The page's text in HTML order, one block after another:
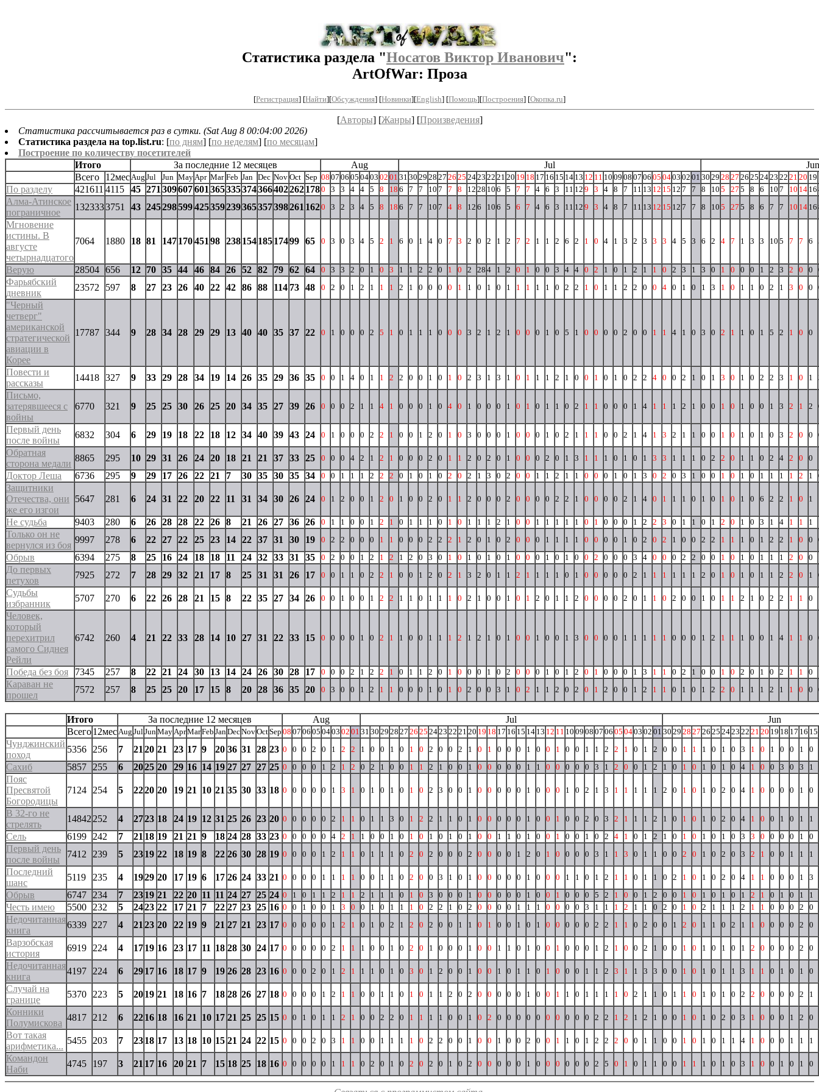
Статистика раздела "Носатов Виктор Иванович":
ArtOfWar: Проза
[Регистрация] [Найти][Обсуждения] [Новинки][English] [Помощь][Построения] [Окопка.ru]
[Авторы] [Жанры] [Произведения]
Статистика рассчитывается раз в сутки. (Sat Aug 8 00:04:00 2026)
Статистика раздела на top.list.ru: [по дням] [по неделям] [по месяцам]
Построение по количеству посетителей
Итого
За последние 12 месяцев Aug Jul
Jun
Всего
12мес Aug Jul Jun May Apr Mar Feb Jan Dec Nov Oct Sep 08 07 06 05 0403 02 01 31 30 29 28 27 26 25 2423 22 21 20 19 18 17 16 15 14 13 12 11 10 09 08 07 06 05 0403 02 01 30 29 28 27 26 25 2423 22 21 20 19
По разделу 421611 4115 45 271 309607601 3653353743664022621780 3 3 4 4 5 8 18 6 7 7 10 7 7 8 12 28 10 6 5 7 7 4 6 3 11 12 9 3 4 8 7 11 13 12 15 12 7 7 8 10 5 27 5 8 6 10 7 10 14 16
Алма-Атинское
пограничное
1323333751 43 245298599425359239365357398261 1620 3 2 3 4 5 8 18 6 7 7 10 7 4 8 12 6 10 6 5 6 7 4 6 3 11 12 9 3 4 8 7 11 13 12 15 12 7 7 8 10 5 27 5 8 6 7 7 10 14 16
Мгновение
истины. В
августе
четырнадцатого
7064 1880 18 81 147170451 98 23815418517499 65 0 3 0 3 4 5 2 1 6 0 1 4 0 7 3 2 0 2 1 2 7 2 1 1 2 6 2 1 0 4 1 3 2 3 3 3 4 5 3 6 2 4 7 1 3 3 10 5 7 7 6
Верую 28504 656 12 70 35 44 46 84 26 52 82 79 62 64 0 3 3 2 0 1 0 3 1 1 2 2 0 1 0 2 28 4 1 2 0 1 0 0 3 4 4 0 2 1 0 1 2 1 1 0 2 3 1 3 0 1 0 0 0 1 2 3 2 0 0
Фарьябский
дневник
23572 597 8 27 23 26 40 22 42 86 88 114 73 48 0 2 0 1 2 1 1 1 2 1 0 0 0 0 1 1 0 1 0 1 1 1 1 1 0 2 2 1 0 1 1 2 2 0 0 4 0 1 0 1 3 1 0 1 1 0 2 1 3 0 0
"Черный
четверг"
американской
стратегической
авиации в
Корее
17787 344 9 28 34 28 29 29 13 40 40 35 37 22 0 1 0 0 0 2 5 1 0 1 1 1 0 0 0 3 2 1 2 1 0 0 0 1 0 5 1 0 0 0 0 2 0 0 1 1 4 1 0 3 0 2 1 1 0 1 5 2 1 0 0
Повести и
рассказы
14418 327 9 33 29 28 34 19 14 26 35 29 36 35 0 0 1 4 0 1 1 2 2 0 0 1 0 1 0 2 3 1 3 1 0 1 1 1 2 1 0 0 1 0 1 0 2 2 4 0 0 2 1 0 1 3 0 1 0 2 2 3 1 0 1
Письмо,
затерявшееся с
войны
6770 321 9 25 25 30 26 25 20 34 35 27 39 26 0 0 0 2 1 1 4 1 0 0 0 1 0 4 0 1 0 0 0 1 0 1 0 1 1 0 2 1 1 0 0 0 1 4 1 1 1 2 1 0 0 1 0 1 0 0 1 3 2 1 2
Первый день
после войны
6832 304 6 29 19 18 22 18 12 34 40 39 43 24 0 1 0 0 0 2 2 1 0 0 1 2 0 1 0 3 0 0 0 1 0 0 0 1 0 2 1 1 1 0 0 2 1 4 1 3 2 1 1 0 0 1 0 1 0 1 0 3 2 0 0
Обратная
сторона медали
8865 295 10 29 31 26 24 20 18 21 21 37 33 25 0 0 0 4 2 1 2 1 0 0 0 2 0 1 1 2 0 2 0 1 0 0 0 2 0 1 3 1 1 1 0 1 0 1 3 3 1 1 1 0 2 2 0 1 1 0 2 4 2 0 0
Доктор Леша 6736 295 9 29 17 26 22 21 7 30 35 30 35 34 0 0 1 1 1 2 2 2 0 1 0 1 0 2 0 2 1 3 0 2 0 0 1 1 2 1 1 0 0 0 1 0 1 3 0 2 0 3 1 0 0 1 0 1 0 1 1 1 1 2 1
Защитники
Отечества, они
же его изгои
5647 281 6 24 31 22 20 22 11 31 34 30 26 24 0 1 2 0 0 1 2 0 1 0 0 2 0 1 1 2 0 0 0 2 0 0 0 0 2 2 1 0 0 0 0 2 1 4 0 1 1 1 0 1 0 1 0 1 0 6 2 2 1 0 1
Не судьба 9403 280 6 26 28 28 22 26 8 21 26 27 36 26 0 1 1 0 0 1 2 1 0 1 1 1 0 1 0 1 1 1 2 1 0 0 1 1 1 1 1 0 1 0 0 0 1 2 2 3 0 1 1 0 1 2 0 1 0 3 1 4 1 1 1
Только он не
вернулся из боя
9997 278 6 22 27 22 25 23 14 22 37 31 30 19 0 2 2 0 0 0 1 1 0 0 0 2 2 2 1 2 0 1 0 2 0 0 0 1 1 1 1 0 0 0 0 1 0 2 0 2 1 0 0 2 2 1 1 1 0 1 2 2 1 0 0
Обрыв 6394 275 8 25 16 24 18 18 11 24 32 33 31 35 0 2 0 0 1 2 1 2 1 2 0 3 0 1 0 1 0 1 0 1 0 0 0 1 0 1 0 0 2 0 0 0 3 4 0 0 0 2 2 0 0 1 0 1 0 1 1 1 2 0 0
До первых
петухов
7925 272 7 28 29 32 21 17 8 25 31 31 26 17 0 0 1 1 0 2 2 1 0 0 1 2 0 2 1 3 2 0 1 1 2 1 1 1 1 0 1 0 0 0 0 0 2 1 1 1 1 1 1 2 0 1 0 1 0 1 1 2 2 0 1
Судьбы
избранник
5707 270 6 22 26 28 21 15 8 22 35 27 34 26 0 0 1 0 0 1 2 2 1 1 0 1 1 1 0 2 1 0 0 1 0 1 2 0 1 1 2 0 0 0 0 2 0 1 1 0 2 0 0 1 0 1 1 2 1 0 2 2 1 1 0
Человек,
который
перехитрил
самого Сиднея
Рейли
6742 260 4 21 22 33 28 14 10 27 31 22 33 15 0 0 0 0 1 0 2 1 1 0 0 1 1 1 2 1 2 1 0 1 0 0 1 0 0 1 3 0 0 0 0 1 1 1 1 1 0 0 0 1 2 1 1 1 0 0 1 4 1 1 0
Победа без боя 7345 257 8 22 21 24 30 13 14 24 26 30 28 17 0 0 0 2 1 2 2 1 0 1 1 2 0 1 0 0 0 1 0 2 0 0 0 1 0 1 2 0 1 0 0 0 1 3 1 1 0 2 1 0 0 1 0 2 0 1 0 2 1 1 0
Караван не
прошел
7572 257 8 25 25 20 17 15 8 20 28 36 35 20 0 3 0 0 1 2 1 1 0 0 0 1 0 1 0 2 0 0 3 1 0 2 1 1 2 0 2 0 1 2 0 0 1 2 1 1 0 1 0 1 2 2 0 1 1 1 2 1 1 0 0
Итого За последние 12 месяцев Aug Jul
Jun
Всего12мес Aug Jul Jun May AprMarFeb Jan DecNovOctSep 08 07 06 05 0403 02 01 31 30 29 28 27 26 25 2423 22 21 20 19 18 17 16 15 14 13 12 11 10 09 08 07 06 05 0403 02 01 30 29 28 27 26 25 2423 22 21 20 19 18 17 16 15
Чунджинский
поход
5356 256 7 21 20 21 23 17 9 20 36 31 28 23 0 0 0 2 0 1 2 2 1 0 0 1 0 1 0 2 0 0 2 1 0 1 0 0 0 1 0 0 1 0 0 1 1 2 2 1 0 1 2 0 0 1 1 1 0 1 0 3 1 0 1 0 0 1 0
Сахиб 5857 255 6 2025 20 29 16 14 19 27 27 27 25 0 0 0 0 1 2 1 2 0 2 1 0 0 1 1 2 1 0 0 1 0 0 0 0 0 1 1 0 0 0 0 0 3 1 2 0 0 1 2 1 0 1 0 1 0 1 0 4 1 0 0 3 0 3 1
Пояс
Пресвятой
Богородицы
7124 254 5 2220 20 19 21 10 21 35 30 33 18 0 0 0 0 0 1 3 1 0 1 0 1 0 1 0 2 3 0 0 1 0 0 0 0 0 1 0 0 0 1 0 2 1 3 1 1 1 1 1 2 0 1 0 1 0 2 0 4 1 0 0 0 0 1 0
В 32-го не
стрелять
14842 252 4 2723 18 24 19 12 31 25 26 23 20 0 0 0 0 0 2 1 1 0 1 1 3 0 1 2 2 1 1 0 1 0 0 0 0 0 1 0 0 1 0 0 2 0 3 2 1 1 1 2 1 0 1 0 1 0 2 0 4 1 0 0 1 0 1 1
Сель 6199 242 7 21 18 19 21 21 9 18 24 28 33 23 0 0 0 0 0 4 2 1 1 0 0 1 0 1 0 1 0 1 0 1 0 0 1 1 0 1 0 0 1 0 0 1 0 2 4 1 0 1 2 1 0 1 0 1 0 1 0 3 3 0 0 0 0 1 0
Первый день
после войны
7412 239 5 2319 22 18 19 8 22 26 30 28 19 0 0 0 0 1 2 1 1 0 1 1 1 0 2 0 2 0 0 0 2 0 0 0 0 1 2 0 1 0 0 0 0 3 1 1 3 0 1 1 0 0 2 0 1 0 2 0 3 2 1 0 0 1 1 1
Последний
шанс
5119 235 4 1929 20 17 19 6 17 26 24 33 21 0 0 0 0 1 1 1 1 0 0 1 1 0 2 0 0 3 1 0 1 0 0 0 0 0 1 0 0 0 1 1 0 1 2 1 1 0 1 1 0 2 1 0 1 0 2 0 4 1 1 0 0 0 1 3
Обрыв 6747 234 7 2319 21 22 20 11 11 24 27 25 24 0 1 0 1 1 2 1 1 2 1 1 1 0 1 0 3 0 0 0 1 0 0 0 0 0 1 0 0 1 0 0 0 5 2 1 0 0 1 2 0 0 1 0 1 0 1 0 1 2 1 0 1 0 1 1
Честь имею 5500 232 5 2423 22 17 21 7 22 27 23 25 16 0 0 1 0 0 1 3 0 0 1 0 1 1 1 0 2 2 1 0 2 0 0 0 0 1 1 1 0 0 0 0 3 1 1 1 2 1 1 0 2 0 1 0 2 1 1 1 2 1 1 0 0 0 2 0
Недочитанная
книга
6339 227 4 21 23 20 22 19 9 21 27 21 23 17 0 0 0 0 0 1 2 1 0 1 0 2 1 2 0 2 0 0 1 1 0 1 0 0 1 0 1 0 0 0 0 0 2 2 1 1 0 2 0 0 1 2 0 1 1 0 2 1 1 0 0 0 0 2 0
Варзобская
история
6919 224 4 1719 16 23 17 11 18 28 30 24 17 0 0 0 0 0 2 1 1 1 0 0 1 0 2 0 1 0 0 0 1 0 0 1 1 0 1 0 0 1 0 0 0 1 2 1 0 0 2 1 0 0 1 0 1 0 1 0 1 2 0 0 0 0 2 0
Недочитанная
книга
4197 224 6 2917 16 18 17 9 19 26 28 23 16 0 0 0 2 0 1 2 1 1 1 0 1 0 3 0 1 2 0 0 1 0 0 1 0 1 1 0 1 0 0 0 1 1 2 3 1 1 3 3 0 0 1 0 1 0 1 1 3 1 1 0 1 0 1 0
Случай на
границе
5370 223 5 2019 21 18 16 7 18 28 26 27 18 0 0 0 0 1 2 1 1 0 0 1 1 0 1 0 1 1 2 0 2 0 0 0 0 0 1 0 0 1 1 0 1 1 1 1 0 2 1 1 0 1 1 0 1 0 1 0 2 2 0 0 0 0 2 1
Конники
Полумискова
4817 212 6 2216 18 16 21 10 17 21 25 25 15 0 0 1 0 1 1 2 1 0 0 2 2 0 1 1 1 1 0 0 1 0 2 0 0 0 0 0 0 0 0 0 0 2 2 1 2 1 2 1 0 0 1 0 1 0 2 0 3 1 0 0 0 1 2 0
Вот такая
арифметика...
5455 203 7 2318 17 13 18 10 15 21 24 22 15 0 0 0 2 0 3 1 1 0 0 1 1 1 1 0 2 2 0 0 1 0 0 1 0 0 2 0 0 1 1 0 1 2 2 2 0 0 1 1 0 0 1 0 1 0 1 1 4 1 0 0 0 1 1 1
Командон
Наби
4745 197 3 21 17 16 20 21 7 15 18 25 18 16 0 0 0 0 0 1 1 1 0 2 0 1 0 2 0 2 0 1 0 2 0 0 0 0 0 1 0 0 0 0 0 0 2 5 0 1 0 1 1 0 0 1 1 1 0 1 0 3 1 0 0 1 0 1 0